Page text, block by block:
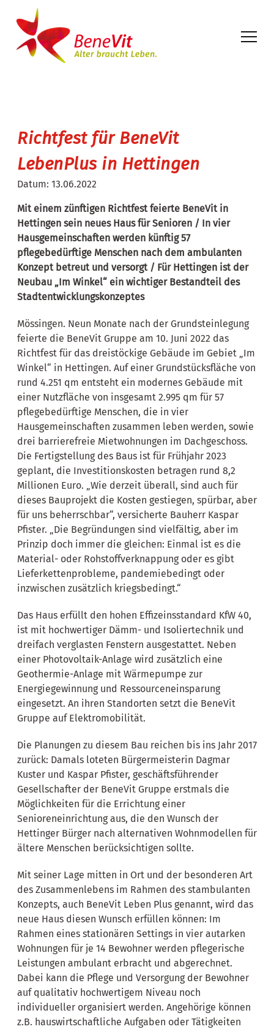
Richtfest für BeneVit
LebenPlus in Hettingen
Datum: 13.06.2022
Mit einem zünftigen Richtfest feierte BeneVit in
Hettingen sein neues Haus für Senioren / In vier
Hausgemeinschaften werden künftig 57
pflegebedürftige Menschen nach dem ambulanten
Konzept betreut und versorgt / Für Hettingen ist der
Neubau „Im Winkel“ ein wichtiger Bestandteil des
Stadtentwicklungskonzeptes
Mössingen. Neun Monate nach der Grundsteinlegung
feierte die BeneVit Gruppe am 10. Juni 2022 das
Richtfest für das dreistöckige Gebäude im Gebiet „Im
Winkel“ in Hettingen. Auf einer Grundstücksfläche von
rund 4.251 qm entsteht ein modernes Gebäude mit
einer Nutzfläche von insgesamt 2.995 qm für 57
pflegebedürftige Menschen, die in vier
Hausgemeinschaften zusammen leben werden, sowie
drei barrierefreie Mietwohnungen im Dachgeschoss.
Die Fertigstellung des Baus ist für Frühjahr 2023
geplant, die Investitionskosten betragen rund 8,2
Millionen Euro. „Wie derzeit überall, sind auch für
dieses Bauprojekt die Kosten gestiegen, spürbar, aber
für uns beherrschbar“, versicherte Bauherr Kaspar
Pfister. „Die Begründungen sind vielfältig, aber im
Prinzip doch immer die gleichen: Einmal ist es die
Material- oder Rohstoffverknappung oder es gibt
Lieferkettenprobleme, pandemiebedingt oder
inzwischen zusätzlich kriegsbedingt.“
Das Haus erfüllt den hohen Effizeinsstandard KfW 40,
ist mit hochwertiger Dämm- und Isoliertechnik und
dreifach verglasten Fenstern ausgestattet. Neben
einer Photovoltaik-Anlage wird zusätzlich eine
Geothermie-Anlage mit Wärmepumpe zur
Energiegewinnung und Ressourceneinsparung
eingesetzt. An ihren Standorten setzt die BeneVit
Gruppe auf Elektromobilität.
Die Planungen zu diesem Bau reichen bis ins Jahr 2017
zurück: Damals loteten Bürgermeisterin Dagmar
Kuster und Kaspar Pfister, geschäftsführender
Gesellschafter der BeneVit Gruppe erstmals die
Möglichkeiten für die Errichtung einer
Senioreneinrichtung aus, die den Wunsch der
Hettinger Bürger nach alternativen Wohnmodellen für
ältere Menschen berücksichtigen sollte.
Mit seiner Lage mitten in Ort und der besonderen Art
des Zusammenlebens im Rahmen des stambulanten
Konzepts, auch BeneVit Leben Plus genannt, wird das
neue Haus diesen Wunsch erfüllen können: Im
Rahmen eines stationären Settings in vier autarken
Wohnungen für je 14 Bewohner werden pflegerische
Leistungen ambulant erbracht und abgerechnet.
Dabei kann die Pflege und Versorgung der Bewohner
auf qualitativ hochwertigem Niveau noch
individueller organisiert werden. Angehörige können
z.B. hauswirtschaftliche Aufgaben oder Tätigkeiten